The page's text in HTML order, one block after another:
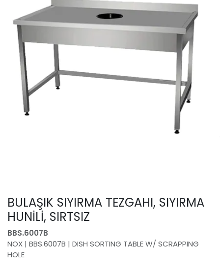
BULAŞIK SIYIRMA TEZGAHI, SIYIRMA
HUNİLİ, SIRTSIZ
BBS.6007B
NOX | BBS.6007B | DISH SORTING TABLE W/ SCRAPPING
HOLE